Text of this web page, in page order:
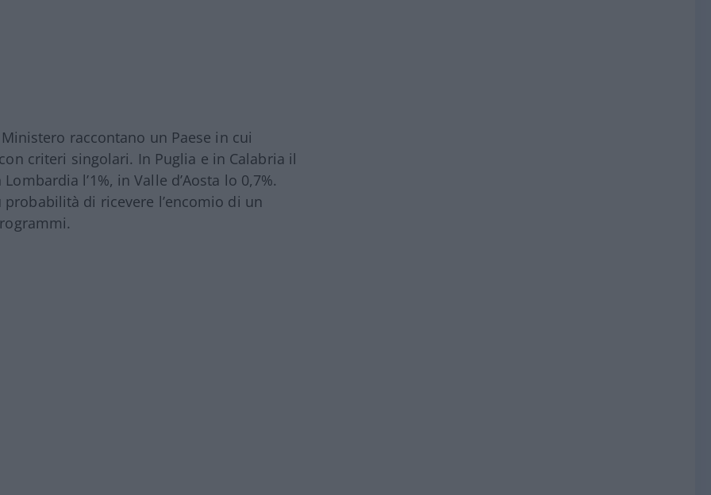
raccontano un Paese in cui
criteri singolari. In Puglia e in Calabria il
l’1%, in Valle d’Aosta lo 0,7%.
di ricevere l’encomio di un